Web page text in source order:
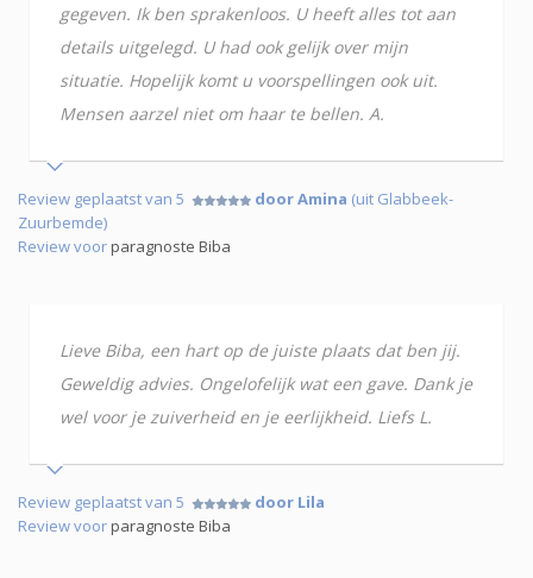
gegeven. Ik ben sprakenloos. U heeft alles tot aan
details uitgelegd. U had ook gelijk over mijn
situatie. Hopelijk komt u voorspellingen ook uit.
Mensen aarzel niet om haar te bellen. A.
Review geplaatst van 5 door Amina (uit Glabbeek-
Zuurbemde)
Review voorparagnoste Biba
Lieve Biba, een hart op de juiste plaats dat ben jij.
Geweldig advies. Ongelofelijk wat een gave. Dank je
wel voor je zuiverheid en je eerlijkheid. Liefs L.
Review geplaatst van 5
door Lila
Review voorparagnoste Biba